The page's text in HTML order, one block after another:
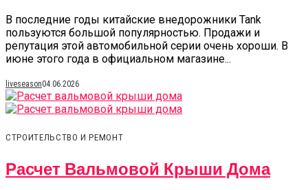
В последние годы китайские внедорожники Tank
пользуются большой популярностью. Продажи и
репутация этой автомобильной серии очень хороши. В
июне этого года в официальном магазине...
liveseason04.06.2026
СТРОИТЕЛЬСТВО И РЕМОНТ
Расчет Вальмовой Крыши Дома